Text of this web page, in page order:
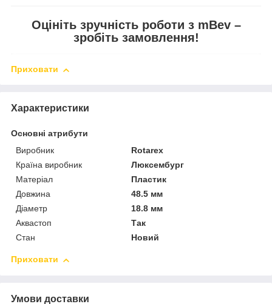
Оцініть зручність роботи з mBev –
зробіть замовлення!
Приховати
Характеристики
Основні атрибути
Виробник
Rotarex
Країна виробник
Люксембург
Матеріал
Пластик
Довжина
48.5 мм
Діаметр
18.8 мм
Аквастоп
Так
Стан
Новий
Приховати
Умови доставки